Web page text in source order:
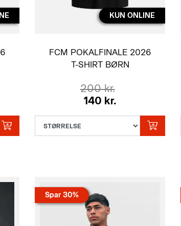
KUN ONLINE
FCM POKALFINALE 2026
T-SHIRT BØRN
200 kr.
140 kr.
Spar 30%